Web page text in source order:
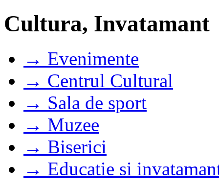
Cultura, Invatamant
→ Evenimente
→ Centrul Cultural
→ Sala de sport
→ Muzee
→ Biserici
→ Educatie si